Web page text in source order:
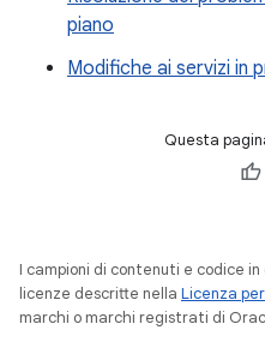
piano
Modifiche ai servizi in
Questa
I campioni di contenuti e codice
licenze descritte nella Licenza
marchi o marchi registrati di